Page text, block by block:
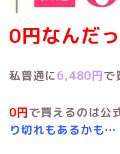
0円なんだ
私普通に6,480円で
0円で買えるのは公
り切れもあるかも…